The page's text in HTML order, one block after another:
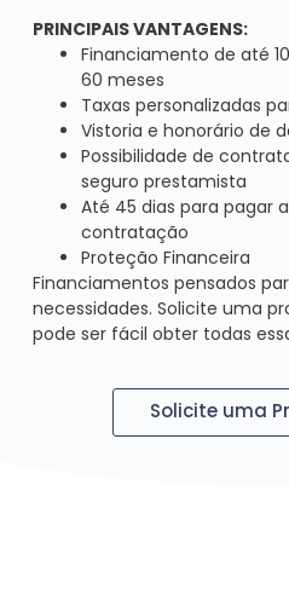
PRINCIPAIS VANTAGENS:
Financiamento de até
60 meses
Taxas personalizadas
Vistoria e honorário de
Possibilidade de
seguro prestamista
Até 45 dias para pagar
contratação
Proteção Financeira
Financiamentos pensados
necessidades. Solicite uma
pode ser fácil obter todas
Solicite uma